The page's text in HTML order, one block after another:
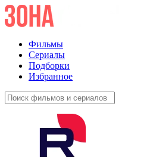
Фильмы
Сериалы
Подборки
Избранное